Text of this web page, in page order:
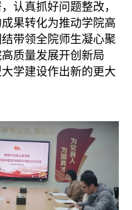
认真抓好问题整改，
果转化为推动学院高
结带领全院师生凝心聚
质量发展开创新局
学建设作出新的更大